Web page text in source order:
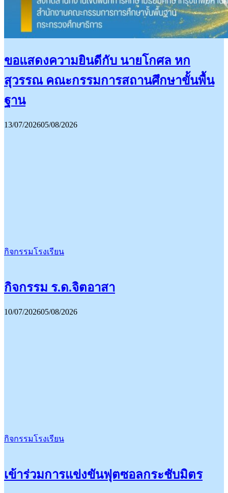
ขอแสดงความยินดีกับ นายโกศล หก
สุวรรณ คณะกรรมการสถานศึกษาขั้นพื้น
ฐาน
13/07/202605/08/2026
กิจกรรมโรงเรียน
กิจกรรม ร.ด.จิตอาสา
10/07/202605/08/2026
กิจกรรมโรงเรียน
เข้าร่วมการแข่งขันฟุตซอลกระชับมิตร